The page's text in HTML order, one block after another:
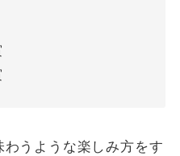
うような楽しみ方をす